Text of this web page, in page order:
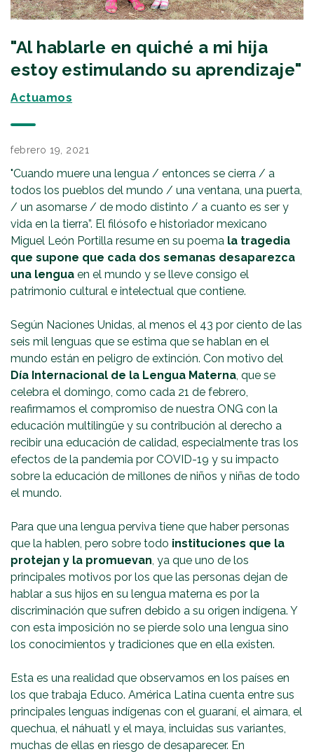
"Al hablarle en quiché a mi hija
estoy estimulando su aprendizaje"
Actuamos
febrero 19, 2021
"Cuando muere una lengua / entonces se cierra / a
todos los pueblos del mundo / una ventana, una puerta,
/ un asomarse / de modo distinto / a cuanto es ser y
vida en la tierra”. El filósofo e historiador mexicano
Miguel León Portilla resume en su poema la tragedia
que supone que cada dos semanas desaparezca
una lengua en el mundo y se lleve consigo el
patrimonio cultural e intelectual que contiene.
Según Naciones Unidas, al menos el 43 por ciento de las
seis mil lenguas que se estima que se hablan en el
mundo están en peligro de extinción. Con motivo del
Día Internacional de la Lengua Materna , que se
celebra el domingo, como cada 21 de febrero,
reafirmamos el compromiso de nuestra ONG con la
educación multilingüe y su contribución al derecho a
recibir una educación de calidad, especialmente tras los
efectos de la pandemia por COVID-19 y su impacto
sobre la educación de millones de niños y niñas de todo
el mundo.
Para que una lengua perviva tiene que haber personas
que la hablen, pero sobre todo instituciones que la
protejan y la promuevan , ya que uno de los
principales motivos por los que las personas dejan de
hablar a sus hijos en su lengua materna es por la
discriminación que sufren debido a su origen indígena. Y
con esta imposición no se pierde solo una lengua sino
los conocimientos y tradiciones que en ella existen.
Esta es una realidad que observamos en los países en
los que trabaja Educo. América Latina cuenta entre sus
principales lenguas indígenas con el guaraní, el aimara, el
quechua, el náhuatl y el maya, incluidas sus variantes,
muchas de ellas en riesgo de desaparecer. En